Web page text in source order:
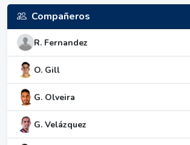
Compañeros
R. Fernandez
O. Gill
G. Olveira
G. Velázquez